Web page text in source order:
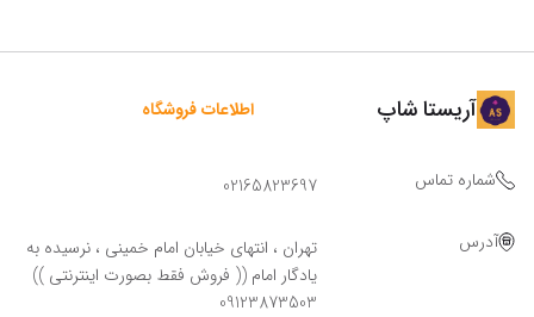
آریستا شاپ اطلاعات فروشگاه
شماره تماس 02165823697
آدرس
تهران ، انتهای خیابان امام خمینی ، نرسیده به
یادگار امام (( فروش فقط بصورت اینترنتی ))
09123873503